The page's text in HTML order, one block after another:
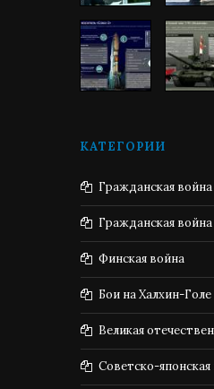
КАТЕГОРИИ
Гражданская война
Гражданская
Финская война
Бои на Халхин-Голе
Великая
Советско-японская